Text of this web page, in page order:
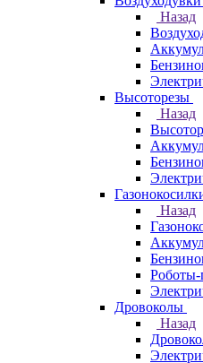
Назад
Высоторезы
Назад
Назад
Роботы-
Дровоколы
Назад